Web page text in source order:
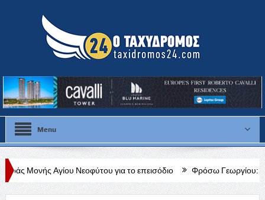
Menu
Νεοφύτου για το επεισόδιο Φρόσω Γεωργίου: «Διαρκής,